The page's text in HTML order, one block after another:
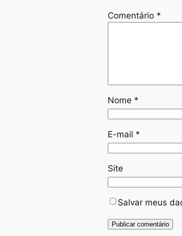
Comentário *
Nome *
E-mail *
Site
Salvar meus